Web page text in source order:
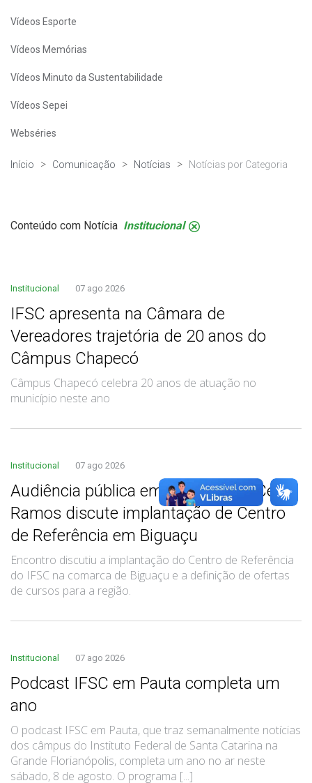
Vídeos Esporte
Vídeos Memórias
Vídeos Minuto da Sustentabilidade
Vídeos Sepei
Webséries
Início Comunicação Notícias Notícias por Categoria
Conteúdo com Notícia Institucional .
Institucional 07 ago 2026
IFSC apresenta na Câmara de
Vereadores trajetória de 20 anos do
Câmpus Chapecó
Câmpus Chapecó celebra 20 anos de atuação no
município neste ano
Institucional 07 ago 2026
Audiência pública em Governador Celso
Ramos discute implantação de Centro
de Referência em Biguaçu
Encontro discutiu a implantação do Centro de Referência
do IFSC na comarca de Biguaçu e a definição de ofertas
de cursos para a região.
Institucional 07 ago 2026
Podcast IFSC em Pauta completa um
ano
O podcast IFSC em Pauta, que traz semanalmente notícias
dos câmpus do Instituto Federal de Santa Catarina na
Grande Florianópolis, completa um ano no ar neste
sábado, 8 de agosto. O programa [...]